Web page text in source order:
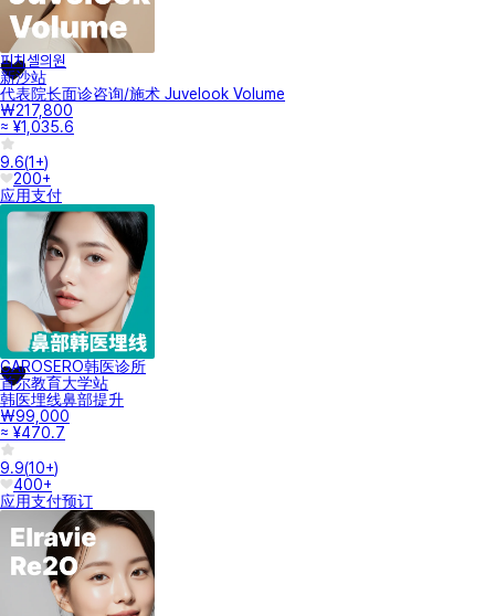
피치셀의원
新沙站
代表院长面诊咨询/施术 Juvelook Volume
₩217,800
≈ ¥1,035.6
9.6(1+)
200+
应用支付
GAROSERO韩医诊所
首尔教育大学站
韩医埋线鼻部提升
₩99,000
≈ ¥470.7
9.9(10+)
400+
应用支付预订